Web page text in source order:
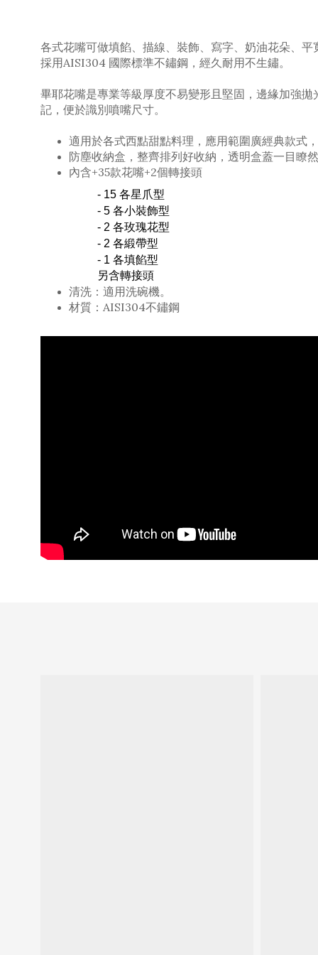
各式花嘴可做填餡、描線、裝飾、寫字、奶油花朵、
採用AISI304 國際標準不鏽鋼，經久耐用不生鏽。
畢耶花嘴是專業等級厚度不易變形且堅固，邊緣加強
記，便於識別噴嘴尺寸。
適用於各式西點甜點料理，應用範圍廣經典款式
防塵收納盒，整齊排列好收納，透明盒蓋一目瞭然
內含+35款花嘴+2個轉接頭
- 15 各星爪型
- 5 各小裝飾型
- 2 各玫瑰花型
- 2 各緞帶型
- 1 各填餡型
另含轉接頭
清洗：適用洗碗機。
材質：AISI304不鏽鋼